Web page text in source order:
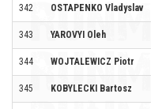
342 OSTAPENKO Vladyslav
343 YAROVYI Oleh
344 WOJTALEWICZ Piotr
345 KOBYLECKI Bartosz